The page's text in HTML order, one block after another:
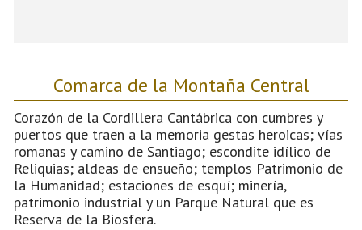
Comarca de la Montaña Central
Corazón de la Cordillera Cantábrica con cumbres y
puertos que traen a la memoria gestas heroicas; vías
romanas y camino de Santiago; escondite idílico de
Reliquias; aldeas de ensueño; templos Patrimonio de
la Humanidad; estaciones de esquí; minería,
patrimonio industrial y un Parque Natural que es
Reserva de la Biosfera.